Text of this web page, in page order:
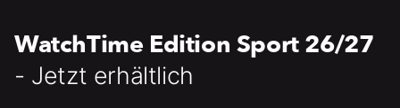
WatchTime Edition Sport 26/27
- Jetzt erhältlich